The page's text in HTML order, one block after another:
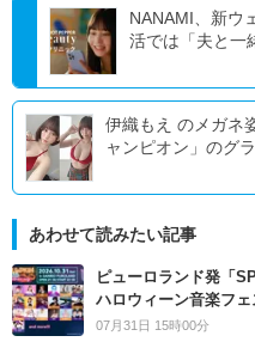
NANAMI、新ウ
活では「夫と一
伊織もえ のメガネ
ャンピオン」のグラ
あわせて読みたい記事
ピューロランド発「
ハロウィーン音楽フェ
07月31日 15時00分